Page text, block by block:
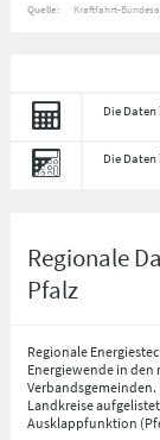
Quelle: Kraftfahrt-
Die
Die
Regionale
Pfalz
Regionale
Energiewende in
Landkreise
Ausklappfunktion